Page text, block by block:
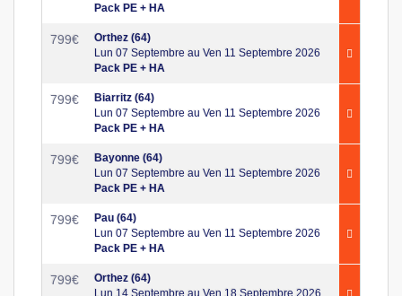
Pack PE + HA
799€
Orthez (64)
Lun 07 Septembre au Ven 11 Septembre 2026
Pack PE + HA
799€
Biarritz (64)
Lun 07 Septembre au Ven 11 Septembre 2026
Pack PE + HA
799€
Bayonne (64)
Lun 07 Septembre au Ven 11 Septembre 2026
Pack PE + HA
799€
Pau (64)
Lun 07 Septembre au Ven 11 Septembre 2026
Pack PE + HA
799€
Orthez (64)
Lun 14 Septembre au Ven 18 Septembre 2026